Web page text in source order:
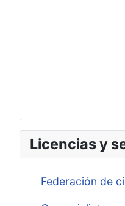
Licencias y
Federación de